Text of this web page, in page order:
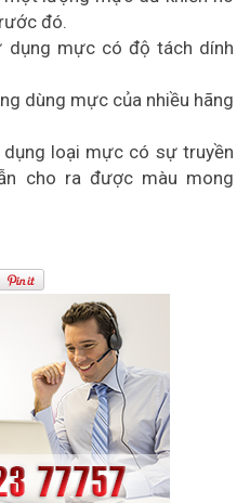
đó.
dụng mực có độ tách dính
dùng mực của nhiều hãng
dụng loại mực có sự truyền
cho ra được màu mong